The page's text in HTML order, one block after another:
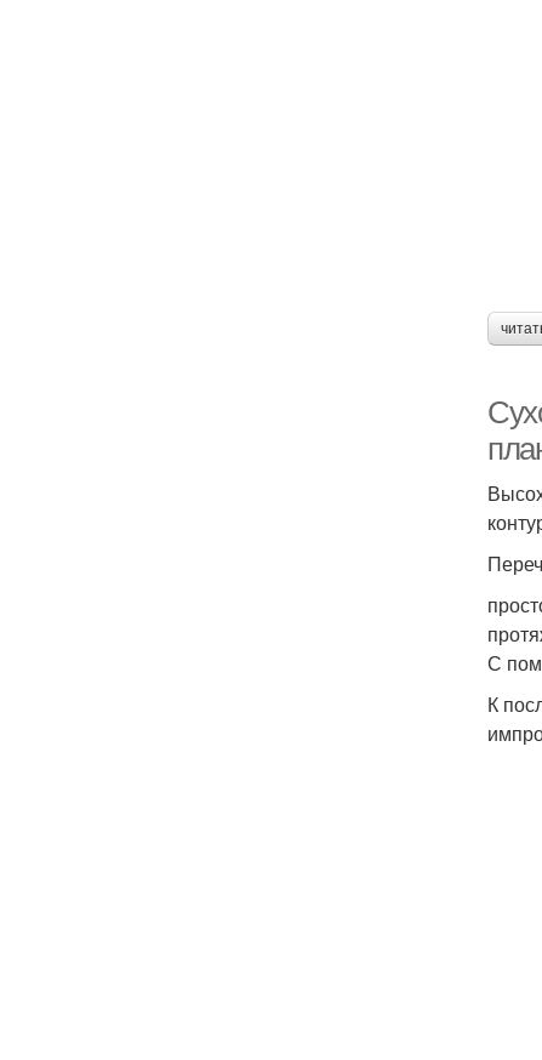
С
К